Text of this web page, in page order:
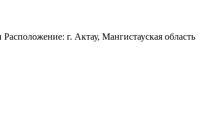
г. Актау, Мангистауская область